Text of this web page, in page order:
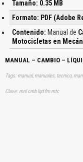
Tamaño: 0.35 MB
Formato: PDF (Adobe
Contenido: Manual de
Motocicletas en
MANUAL – CAMBIO –
Clave: mnl cmb lqd frn mtc